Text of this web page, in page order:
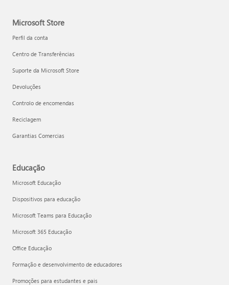
Microsoft Store
Perfil da conta
Centro de Transferências
Suporte da Microsoft Store
Devoluções
Controlo de encomendas
Reciclagem
Garantias Comercias
Educação
Microsoft Educação
Dispositivos para educação
Microsoft Teams para Educação
Microsoft 365 Educação
Office Educação
Formação e desenvolvimento de educadores
Promoções para estudantes e pais